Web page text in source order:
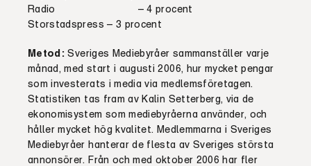
Radio – 4 procent
Storstadspress – 3 procent
Metod: Sveriges Mediebyråer sammanställer varje
månad, med start i augusti 2006, hur mycket pengar
som investerats i media via medlemsföretagen.
Statistiken tas fram av Kalin Setterberg, via de
ekonomisystem som mediebyråerna använder, och
håller mycket hög kvalitet. Medlemmarna i Sveriges
Mediebyråer hanterar de flesta av Sveriges största
annonsörer. Från och med oktober 2006 har fler